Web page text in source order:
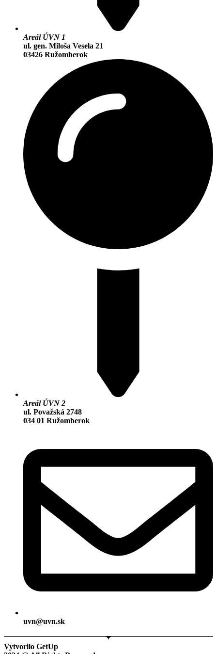
Areál ÚVN 1
ul. gen. Miloša Vesela 21
03426 Ružomberok
Areál ÚVN 2
ul. Považská 2748
034 01 Ružomberok
uvn@uvn.sk
Vytvorilo GetUp